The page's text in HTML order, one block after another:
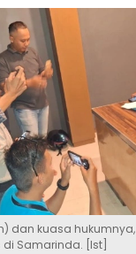
dan kuasa
di Samarinda. [Ist]